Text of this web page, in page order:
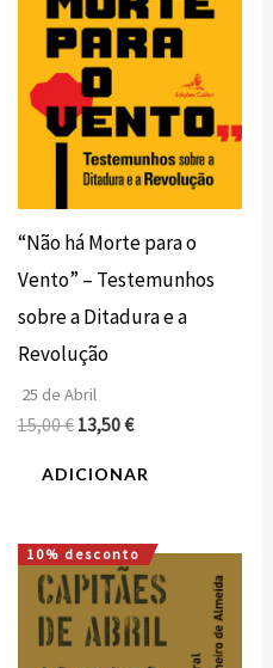
“Não há Morte para o
Vento” – Testemunhos
sobre a Ditadura e a
Revolução
25 de Abril
15,00€ 13,50€
ADICIONAR
10% desconto
O
preço
original
era:
O
preço
atual
é:
16,20 €.